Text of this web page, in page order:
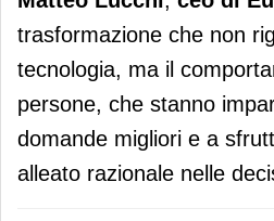
trasformazione che non
tecnologia, ma il
persone, che stanno
domande migliori e a
alleato razionale nelle